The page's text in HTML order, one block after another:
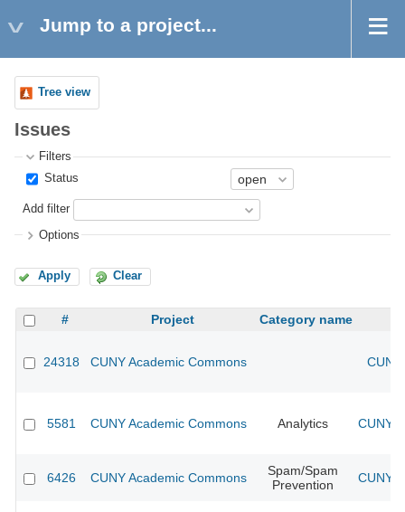
Jump to a project...
Tree view
Issues
Filters
Status
Add filter
Options
Apply Clear
# Project Category name
24318 CUNY Academic Commons
5581 CUNY Academic Commons Analytics CUNY
6426 CUNY Academic Commons
Spam/Spam
Prevention
CUNY